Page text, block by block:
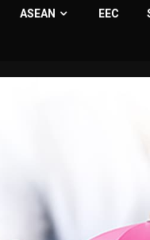
ASEAN EEC